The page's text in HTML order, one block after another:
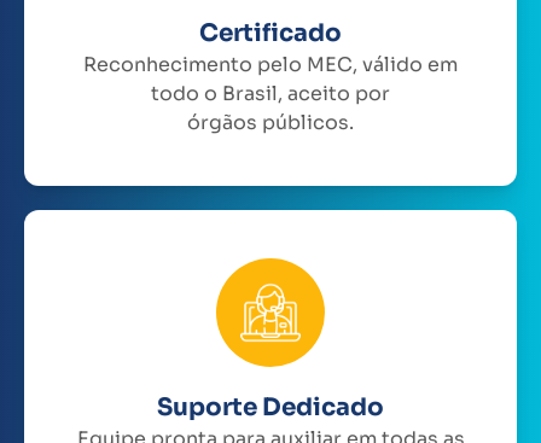
Certificado
Reconhecimento pelo MEC, válido em
todo o Brasil, aceito por
órgãos públicos.
Suporte Dedicado